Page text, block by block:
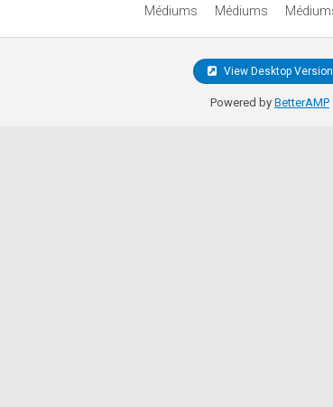
Médiums
Médiums
View Desktop Version
Powered by BetterAMP